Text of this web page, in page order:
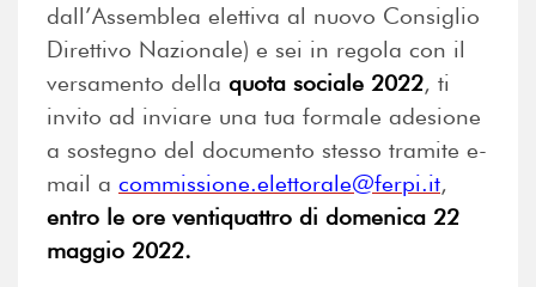
dall’Assemblea elettiva al nuovo Consiglio
Direttivo Nazionale) e sei in regola con il
versamento della quota sociale 2022, ti
invito ad inviare una tua formale adesione
a sostegno del documento stesso tramite e-
mail a commissione.elettorale@ferpi.it,
entro le ore ventiquattro di domenica 22
maggio 2022.